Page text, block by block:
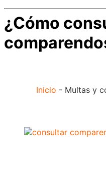
¿Cómo
Inicio - Multas y